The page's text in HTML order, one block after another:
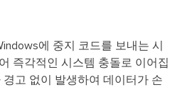
에 중지 코드를 보내는 시
즉각적인 시스템 충돌로 이어집
고 없이 발생하여 데이터가 손